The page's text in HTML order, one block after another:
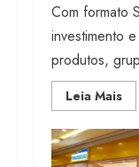
Com formato
investimento
produtos,
Leia Mais